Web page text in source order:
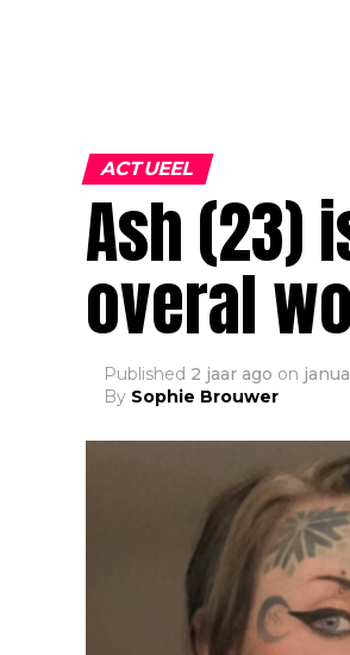
ACTUEEL
Ash (23)
overal
Published 2 jaar ago on
By Sophie Brouwer